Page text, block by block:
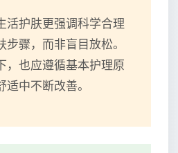
活护肤更强调科学合理
骤，而非盲目放松。
，也应遵循基本护理原
中不断改善。